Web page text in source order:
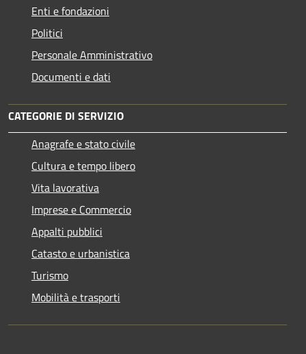
Enti e fondazioni
Politici
Personale Amministrativo
Documenti e dati
CATEGORIE DI SERVIZIO
Anagrafe e stato civile
Cultura e tempo libero
Vita lavorativa
Imprese e Commercio
Appalti pubblici
Catasto e urbanistica
Turismo
Mobilità e trasporti